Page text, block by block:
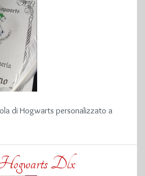
di Hogwarts personalizzato a
Dlx